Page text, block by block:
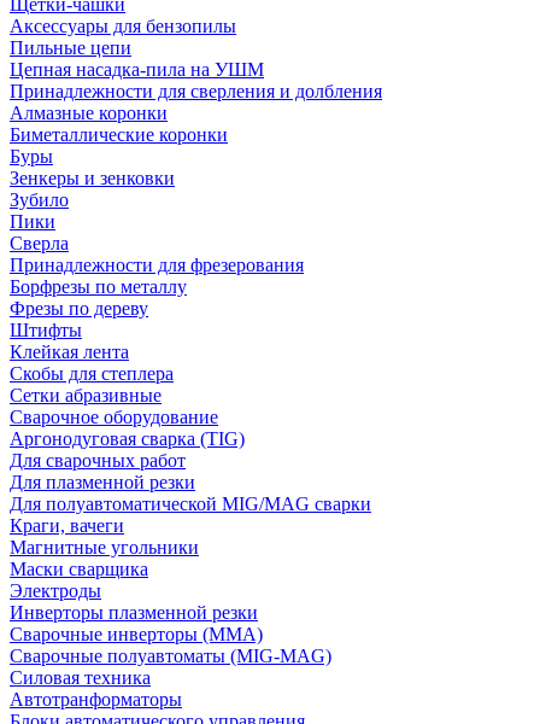
Щетки-чашки
Аксессуары для бензопилы
Пильные цепи
Цепная насадка-пила на УШМ
Принадлежности для сверления и долбления
Алмазные коронки
Биметаллические коронки
Буры
Зенкеры и зенковки
Зубило
Пики
Сверла
Принадлежности для фрезерования
Борфрезы по металлу
Фрезы по дереву
Штифты
Клейкая лента
Скобы для степлера
Сетки абразивные
Сварочное оборудование
Аргонодуговая сварка (TIG)
Для сварочных работ
Для плазменной резки
Для полуавтоматической MIG/MAG сварки
Краги, вачеги
Магнитные угольники
Маски сварщика
Электроды
Инверторы плазменной резки
Сварочные инверторы (MMA)
Сварочные полуавтоматы (MIG-MAG)
Силовая техника
Автотранформаторы